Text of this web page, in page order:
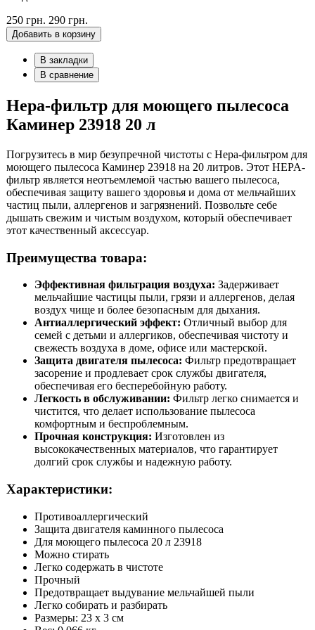
250 грн. 290 грн.
Добавить в корзину
В закладки
В сравнение
Нера-фильтр для моющего пылесоса
Каминер 23918 20 л
Погрузитесь в мир безупречной чистоты с Нера-фильтром для
моющего пылесоса Каминер 23918 на 20 литров. Этот HEPA-
фильтр является неотъемлемой частью вашего пылесоса,
обеспечивая защиту вашего здоровья и дома от мельчайших
частиц пыли, аллергенов и загрязнений. Позвольте себе
дышать свежим и чистым воздухом, который обеспечивает
этот качественный аксессуар.
Преимущества товара:
Эффективная фильтрация воздуха: Задерживает
мельчайшие частицы пыли, грязи и аллергенов, делая
воздух чище и более безопасным для дыхания.
Антиаллергический эффект: Отличный выбор для
семей с детьми и аллергиков, обеспечивая чистоту и
свежесть воздуха в доме, офисе или мастерской.
Защита двигателя пылесоса: Фильтр предотвращает
засорение и продлевает срок службы двигателя,
обеспечивая его бесперебойную работу.
Легкость в обслуживании: Фильтр легко снимается и
чистится, что делает использование пылесоса
комфортным и беспроблемным.
Прочная конструкция: Изготовлен из
высококачественных материалов, что гарантирует
долгий срок службы и надежную работу.
Характеристики:
Противоаллергический
Защита двигателя каминного пылесоса
Для моющего пылесоса 20 л 23918
Можно стирать
Легко содержать в чистоте
Прочный
Предотвращает выдувание мельчайшей пыли
Легко собирать и разбирать
Размеры: 23 x 3 см